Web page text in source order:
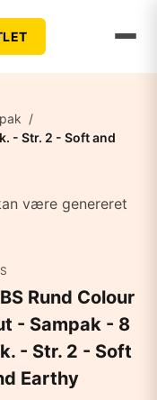
/
- Str. 2 - Soft and
være genereret
Rund Colour
- Sampak - 8
- Str. 2 - Soft
Earthy